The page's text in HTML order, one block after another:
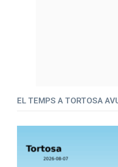
EL TEMPS A TORTOSA